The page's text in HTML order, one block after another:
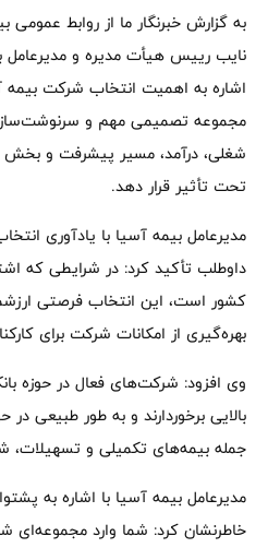
به گزارش خبرنگار ما از روابط
نایب رییس هیأت مدیره و مدیرعامل
اشاره به اهمیت انتخاب شرکت
مجموعه تصمیمی مهم و
شغلی، درآمد، مسیر پیشرفت و بخش
تحت تأثیر قرار دهد.
داوطلب تأکید کرد: در شرایطی که
کشور است، این انتخاب فرصتی
بهره‌گیری از امکانات شرکت برای
وی افزود: شرکت‌های فعال در حوزه
بالایی برخوردارند و به طور طبیعی در
جمله بیمه‌های تکمیلی و تسهیلات،
مدیرعامل بیمه آسیا با اشاره به
خاطرنشان کرد: شما وارد مجموعه‌ای